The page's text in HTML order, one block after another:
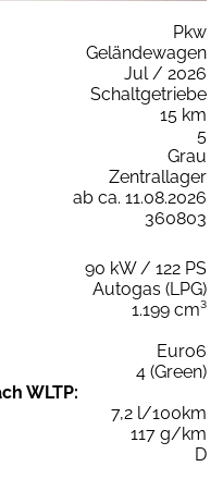
Pkw
Geländewagen
Jul / 2026
Schaltgetriebe
15 km
5
Grau
Zentrallager
ab ca. 11.08.2026
360803
90 kW / 122 PS
Autogas (LPG)
1.199 cm³
Euro6
4 (Green)
WLTP:
7,2 l/100km
117 g/km
D